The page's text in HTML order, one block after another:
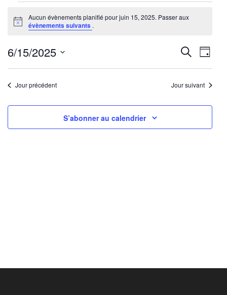
Évènements
for
juin
15,
2025
Notice
Aucun évènements planifié pour juin 15, 2025. Passer aux
évènements suivants .
et
de
vues
Recherche
de
Jour
6/15/2025
Sélectionnez
uneJour précédent Jour suivant
S’abonner au calendrier